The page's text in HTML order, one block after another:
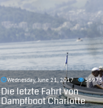
Wednesday, June 21, 2017 56973
Die letzte Fahrt von
Dampfboot Charlotte